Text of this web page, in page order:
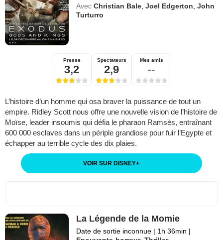
Avec Christian Bale ,Joel Edgerton ,John
Turturro
Presse
3,2
Spectateurs
2,9
Mes amis
--
L’histoire d’un homme qui osa braver la puissance de tout un
empire. Ridley Scott nous offre une nouvelle vision de l’histoire de
Moïse, leader insoumis qui défia le pharaon Ramsès, entraînant
600 000 esclaves dans un périple grandiose pour fuir l’Egypte et
échapper au terrible cycle des dix plaies.
VOIR SUR DISNEY+
La Légende de la Momie
Date de sortie inconnue | 1h 36min |